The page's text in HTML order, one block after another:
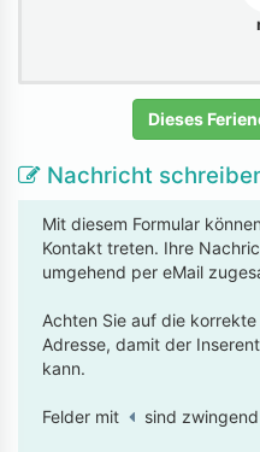
Dieses
Nachricht
Mit diesem Formular
Kontakt treten. Ihre
umgehend per eMail
Achten Sie auf die
Adresse, damit der
kann.
Felder mit sind